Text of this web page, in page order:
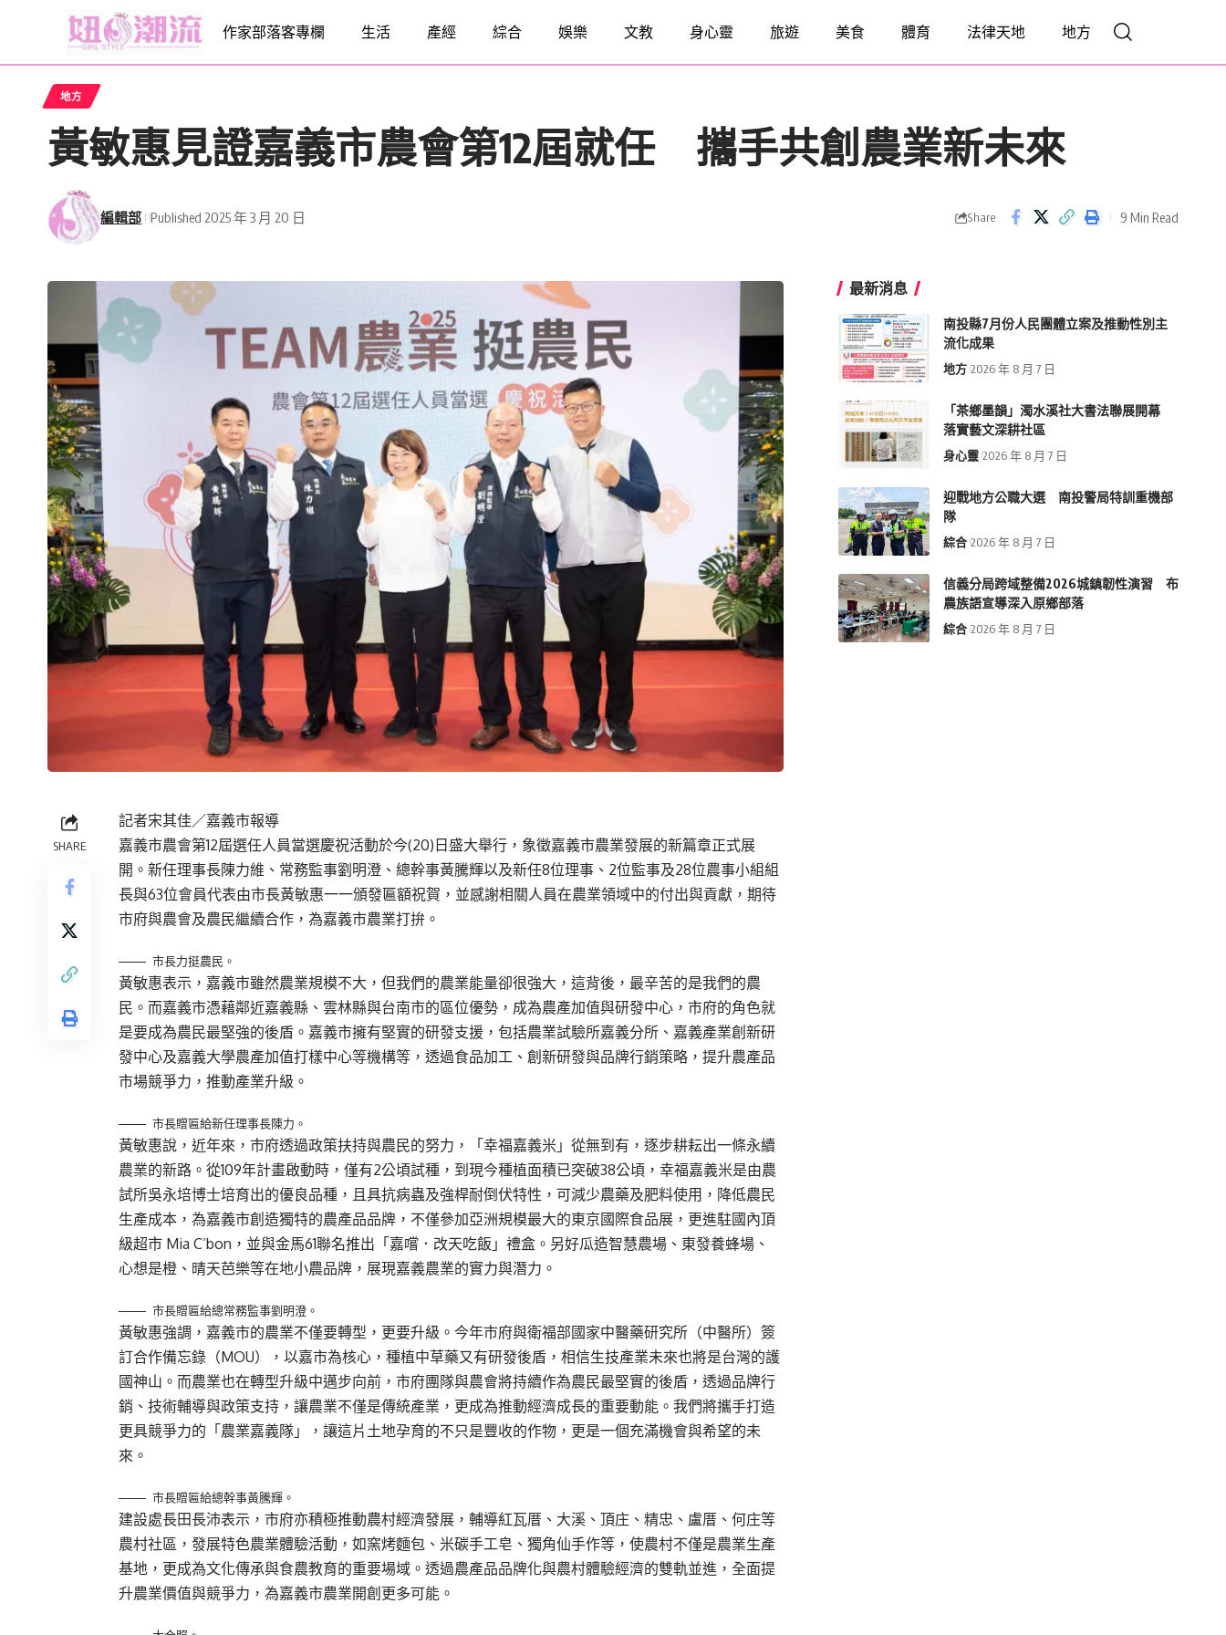
作家部落客專欄 生活 產經 綜合 娛樂 文教 身心靈 旅遊 美食 體育 法律天地 地方
地方
黃敏惠見證嘉義市農會第12屆就任 攜手共創農業新未來
編輯部 Published 2025 年 3 月 20 日 Share 9 Min Read
SHARE
記者宋其佳／嘉義市報導
嘉義市農會第12屆選任人員當選慶祝活動於今(20)日盛大舉行，象徵嘉義市農業發展的新篇章正式展
開。新任理事長陳力維、常務監事劉明澄、總幹事黃騰輝以及新任8位理事、2位監事及28位農事小組組
長與63位會員代表由市長黃敏惠一一頒發匾額祝賀，並感謝相關人員在農業領域中的付出與貢獻，期待
市府與農會及農民繼續合作，為嘉義市農業打拚。
市長力挺農民。
黃敏惠表示，嘉義市雖然農業規模不大，但我們的農業能量卻很強大，這背後，最辛苦的是我們的農
民。而嘉義市憑藉鄰近嘉義縣、雲林縣與台南市的區位優勢，成為農產加值與研發中心，市府的角色就
是要成為農民最堅強的後盾。嘉義市擁有堅實的研發支援，包括農業試驗所嘉義分所、嘉義產業創新研
發中心及嘉義大學農產加值打樣中心等機構等，透過食品加工、創新研發與品牌行銷策略，提升農產品
市場競爭力，推動產業升級。
市長贈匾給新任理事長陳力。
黃敏惠說，近年來，市府透過政策扶持與農民的努力，「幸福嘉義米」從無到有，逐步耕耘出一條永續
農業的新路。從109年計畫啟動時，僅有2公頃試種，到現今種植面積已突破38公頃，幸福嘉義米是由農
試所吳永培博士培育出的優良品種，且具抗病蟲及強桿耐倒伏特性，可減少農藥及肥料使用，降低農民
生產成本，為嘉義市創造獨特的農產品品牌，不僅參加亞洲規模最大的東京國際食品展，更進駐國內頂
級超市 Mia C’bon，並與金馬61聯名推出「嘉嚐．改天吃飯」禮盒。另好瓜造智慧農場、東發養蜂場、
心想是橙、晴天芭樂等在地小農品牌，展現嘉義農業的實力與潛力。
市長贈匾給總常務監事劉明澄。
黃敏惠強調，嘉義市的農業不僅要轉型，更要升級。今年市府與衛福部國家中醫藥研究所（中醫所）簽
訂合作備忘錄（MOU），以嘉市為核心，種植中草藥又有研發後盾，相信生技產業未來也將是台灣的護
國神山。而農業也在轉型升級中邁步向前，市府團隊與農會將持續作為農民最堅實的後盾，透過品牌行
銷、技術輔導與政策支持，讓農業不僅是傳統產業，更成為推動經濟成長的重要動能。我們將攜手打造
更具競爭力的「農業嘉義隊」，讓這片土地孕育的不只是豐收的作物，更是一個充滿機會與希望的未
來。
市長贈匾給總幹事黃騰輝。
建設處長田長沛表示，市府亦積極推動農村經濟發展，輔導紅瓦厝、大溪、頂庄、精忠、盧厝、何庄等
農村社區，發展特色農業體驗活動，如窯烤麵包、米碳手工皂、獨角仙手作等，使農村不僅是農業生產
基地，更成為文化傳承與食農教育的重要場域。透過農產品品牌化與農村體驗經濟的雙軌並進，全面提
升農業價值與競爭力，為嘉義市農業開創更多可能。
最新消息
南投縣7月份人民團體立案及推動性別主
流化成果
地方 2026 年 8 月 7 日
「茶鄉墨韻」濁水溪社大書法聯展開幕
落實藝文深耕社區
身心靈 2026 年 8 月 7 日
迎戰地方公職大選 南投警局特訓重機部
隊
綜合 2026 年 8 月 7 日
信義分局跨域整備2026城鎮韌性演習 布
農族語宣導深入原鄉部落
綜合 2026 年 8 月 7 日